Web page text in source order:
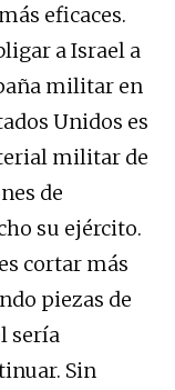
eficaces.
a Israel a
militar en
Unidos es
militar de
de
su ejército.
cortar más
piezas de
sería
Sin